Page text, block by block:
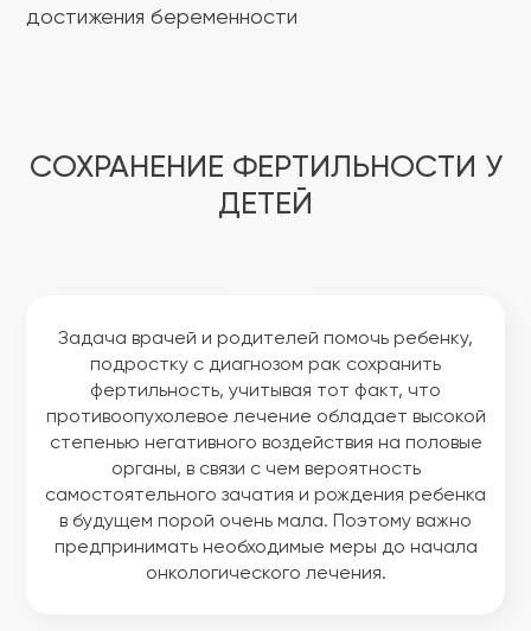
достижения беременности
СОХРАНЕНИЕ ФЕРТИЛЬНОСТИ У
ДЕТЕЙ
Задача врачей и родителей помочь ребенку,
подростку с диагнозом рак сохранить
фертильность, учитывая тот факт, что
противоопухолевое лечение обладает высокой
степенью негативного воздействия на половые
органы, в связи с чем вероятность
самостоятельного зачатия и рождения ребенка
в будущем порой очень мала. Поэтому важно
предпринимать необходимые меры до начала
онкологического лечения.